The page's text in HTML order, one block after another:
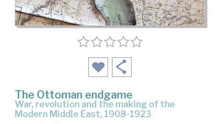
The Ottoman endgame
war, revolution and the making of the
Modern Middle East, 1908-1923